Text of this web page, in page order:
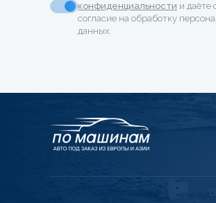
конфиденциальности и даёте
согласие на обработку
данных.